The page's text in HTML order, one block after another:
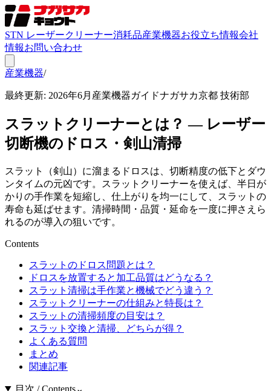
STN レーザークリーナー消耗品産業機器お役立ち情報会社
情報お問い合わせ
産業機器/お役立ち情報
最終更新: 2026年6月 産業機器ガイドナガサカ京都 技術部
スラットクリーナーとは？ — レーザー
切断機のドロス・剣山清掃
スラット（剣山）に溜まるドロスは、切断精度の低下とダウ
ンタイムの元凶です。スラットクリーナーを使えば、半日が
かりの手作業を短縮し、仕上がりを均一にして、スラットの
寿命も延ばせます。清掃時間・品質・延命を一度に押さえら
れるのが導入の狙いです。
Contents
スラットのドロス問題とは？
ドロスを放置すると加工品質はどうなる？
スラット清掃は手作業と機械でどう違う？
スラットクリーナーの仕組みと特長は？
スラットの清掃頻度の目安は？
スラット交換と清掃、どちらが得？
よくある質問
まとめ
関連記事
目次 / Contents⌄